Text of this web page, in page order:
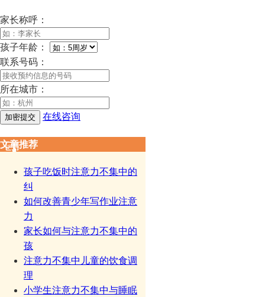
家长称呼：
孩子年龄：
联系号码：
所在城市：
在线咨询
文章推荐
孩子吃饭时注意力不集中的
纠
如何改善青少年写作业注意
力
家长如何与注意力不集中的
孩
注意力不集中儿童的饮食调
理
小学生注意力不集中与睡眠